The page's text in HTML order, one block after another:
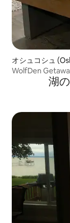
オシュコシュ
WolfDen
湖